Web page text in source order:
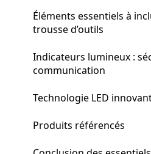
Éléments essentiels à
trousse d’outils
Indicateurs lumineux :
communication
Technologie LED
Produits référencés